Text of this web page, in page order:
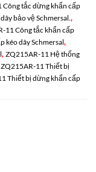
Công tắc dừng khẩn cấp
bảo vệ Schmersal.,
11 Công tắc khẩn cấp
kéo dây Schmersal,
, ZQ215AR-11 Hệ thống
ZQ215AR-11 Thiết bị
Thiết bị dừng khẩn cấp